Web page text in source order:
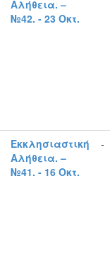
Αλήθεια. –
№42. - 23 Οκτ.
Εκκλησιαστική
Αλήθεια. –
№41. - 16 Οκτ.
-